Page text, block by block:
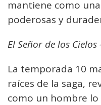
mantiene como
poderosas y
El Señor de los Cielos
La temporada 10
raíces de la saga,
como un hombre